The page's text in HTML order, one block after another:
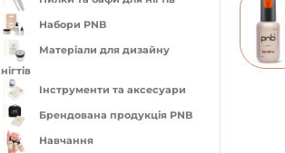
Набори PNB
Матеріали для дизайну
нігтів
Інструменти та аксесуари
Брендована продукція PNB
Навчання